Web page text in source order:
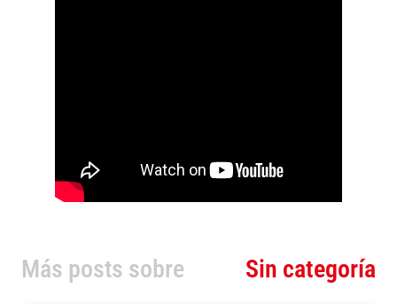
Más posts sobre Sin categoría